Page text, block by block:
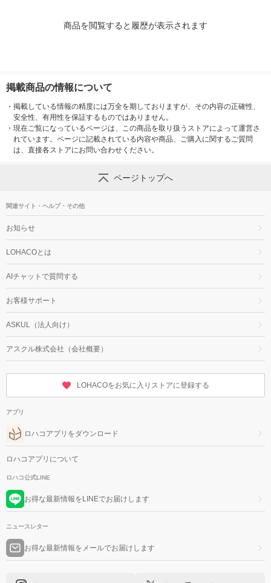
商品を閲覧すると履歴が表示されます
掲載商品の情報について
・ 掲載している情報の精度には万全を期しておりますが、その内容の正確性、
安全性、有用性を保証するものではありません。
・ 現在ご覧になっているページは、この商品を取り扱うストアによって運営さ
れています。ページに記載されている内容や商品、ご購入に関するご質問
は、直接各ストアにお問い合わせください。
ページトップへ
関連サイト・ヘルプ・その他
お知らせ
LOHACOとは
AIチャットで質問する
お客様サポート
ASKUL（法人向け）
アスクル株式会社（会社概要）
LOHACOをお気に入りストアに登録する
アプリ
ロハコアプリをダウンロード
ロハコアプリについて
ロハコ公式LINE
お得な最新情報をLINEでお届けします
ニュースレター
お得な最新情報をメールでお届けします